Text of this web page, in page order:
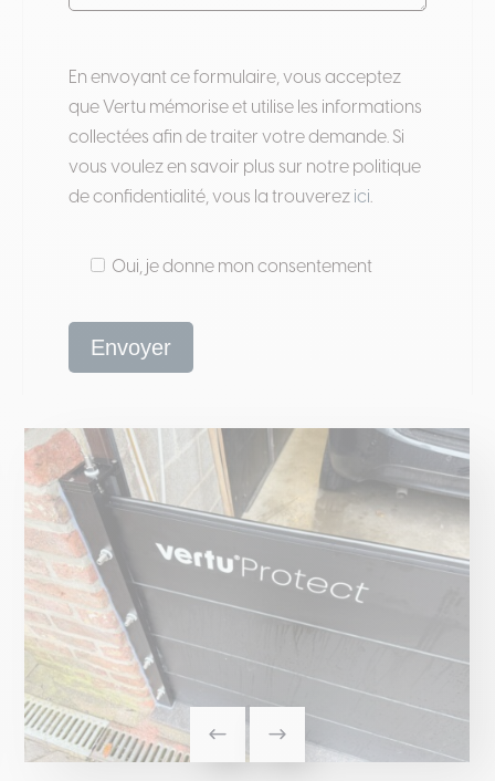
Veuillez
laisser
ce
champ
vide.
En envoyant ce formulaire, vous acceptez
que Vertu mémorise et utilise les informations
collectées afin de traiter votre demande. Si
vous voulez en savoir plus sur notre politique
de confidentialité, vous la trouverez ici.
Oui, je donne mon consentement
Envoyer